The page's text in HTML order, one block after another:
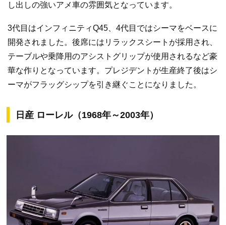
し出しの強いアメ車の雰囲気となっています。
3代目はインフィニティQ45、4代目ではシーマをベースに
開発されました。後席にはリラックスシートが採用され、
テーブルや乗降用のアシストグリップが使用されるなど豪
華な作りとなっています。プレジデントが生産終了後はシ
ーマがフラッグシップを引き継ぐことになりました。
日産 ローレル（1968年～2003年）